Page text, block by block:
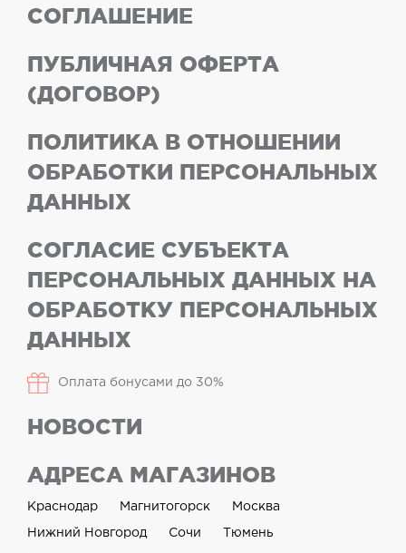
СОГЛАШЕНИЕ
ПУБЛИЧНАЯ ОФЕРТА
(ДОГОВОР)
ПОЛИТИКА В ОТНОШЕНИИ
ОБРАБОТКИ ПЕРСОНАЛЬНЫХ
ДАННЫХ
СОГЛАСИЕ СУБЪЕКТА
ПЕРСОНАЛЬНЫХ ДАННЫХ НА
ОБРАБОТКУ ПЕРСОНАЛЬНЫХ
ДАННЫХ
Оплата бонусами до 30%
НОВОСТИ
АДРЕСА МАГАЗИНОВ
Краснодар Магнитогорск Москва
Нижний Новгород Сочи Тюмень